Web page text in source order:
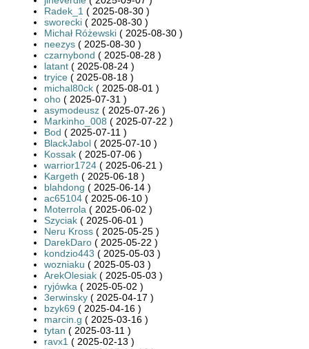
Radek_1 ( 2025-08-30 )
sworecki ( 2025-08-30 )
Michał Różewski ( 2025-08-30 )
neezys ( 2025-08-30 )
czarnybond ( 2025-08-28 )
latant ( 2025-08-24 )
tryice ( 2025-08-18 )
michal80ck ( 2025-08-01 )
oho ( 2025-07-31 )
asymodeusz ( 2025-07-26 )
Markinho_008 ( 2025-07-22 )
Bod ( 2025-07-11 )
BlackJabol ( 2025-07-10 )
Kossak ( 2025-07-06 )
warrior1724 ( 2025-06-21 )
Kargeth ( 2025-06-18 )
blahdong ( 2025-06-14 )
ac65104 ( 2025-06-10 )
Moterrola ( 2025-06-02 )
Szyciak ( 2025-06-01 )
Neru Kross ( 2025-05-25 )
DarekDaro ( 2025-05-22 )
kondzio443 ( 2025-05-03 )
wozniaku ( 2025-05-03 )
ArekOlesiak ( 2025-05-03 )
ryjówka ( 2025-05-02 )
3erwinsky ( 2025-04-17 )
bzyk69 ( 2025-04-16 )
marcin.g ( 2025-03-16 )
tytan ( 2025-03-11 )
ravx1 ( 2025-02-13 )